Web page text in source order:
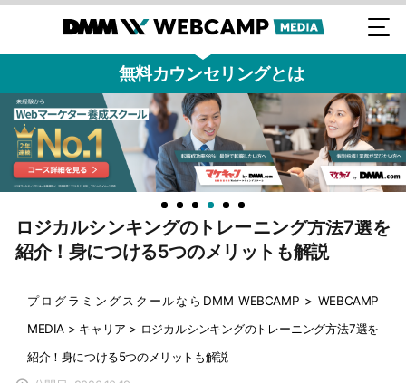
無料カウンセリングとは
ロジカルシンキングのトレーニング方法7選を
紹介！身につける5つのメリットも解説
プログラミングスクールならDMM WEBCAMP > WEBCAMP
MEDIA > キャリア > ロジカルシンキングのトレーニング方法7選を
紹介！身につける5つのメリットも解説